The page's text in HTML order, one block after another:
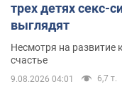
трех детях секс-
выглядят
Несмотря на развитие
счастье
9.08.2026 04:01 6,7 т.